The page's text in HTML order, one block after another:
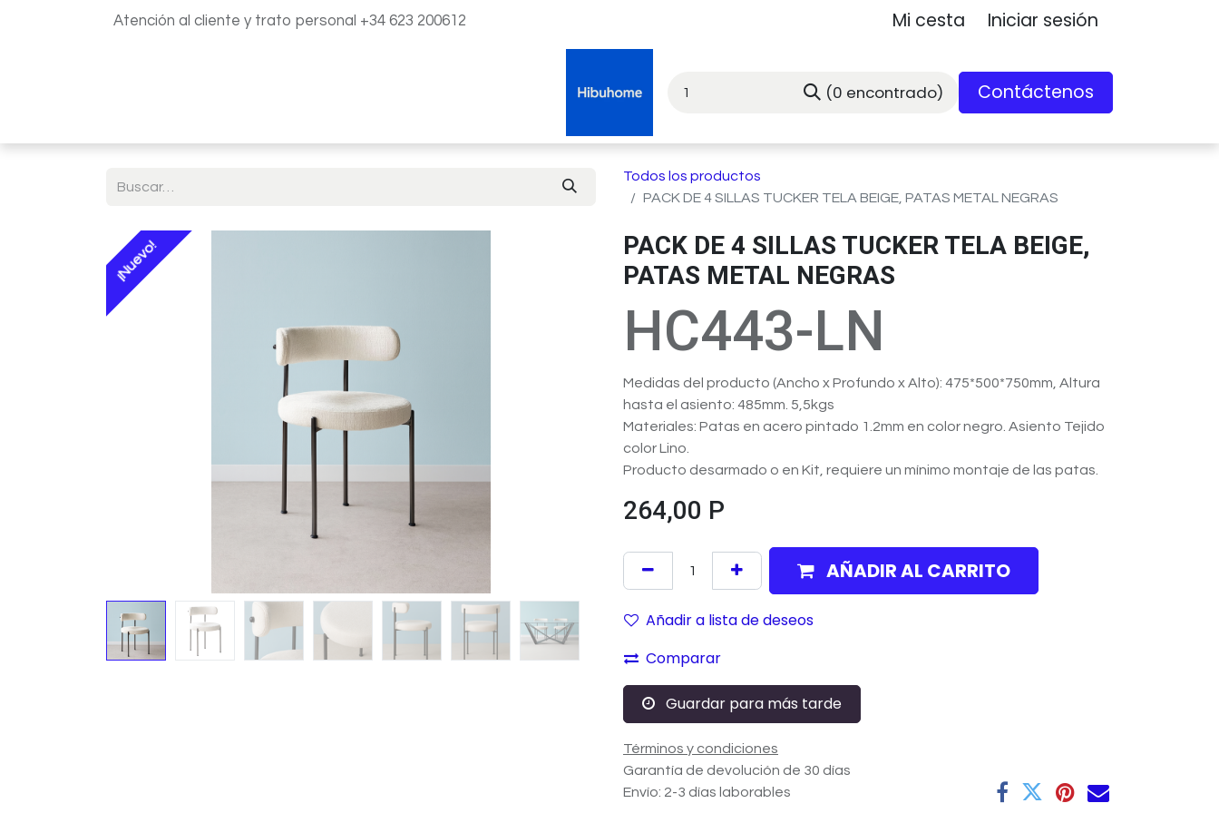
Atención al cliente y trato personal +34 623 200612 Mi cesta Iniciar sesión
(0 encontrado) Contáctenos
Todos los productos
PACK DE 4 SILLAS TUCKER TELA BEIGE, PATAS METAL NEGRAS
¡Nuevo!
PACK DE 4 SILLAS TUCKER TELA BEIGE,
PATAS METAL NEGRAS
HC443-LN
Medidas del producto (Ancho x Profundo x Alto): 475*500*750mm, Altura
hasta el asiento: 485mm. 5,5kgs
Materiales: Patas en acero pintado 1.2mm en color negro. Asiento Tejido
color Lino.
Producto desarmado o en Kit, requiere un mínimo montaje de las patas.
264,00 P
AÑADIR AL CARRITO
Añadir a lista de deseos
Comparar
Guardar para más tarde
Términos y condiciones
Garantía de devolución de 30 días
Envío: 2-3 días laborables